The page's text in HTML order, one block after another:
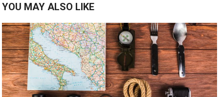
YOU MAY ALSO LIKE